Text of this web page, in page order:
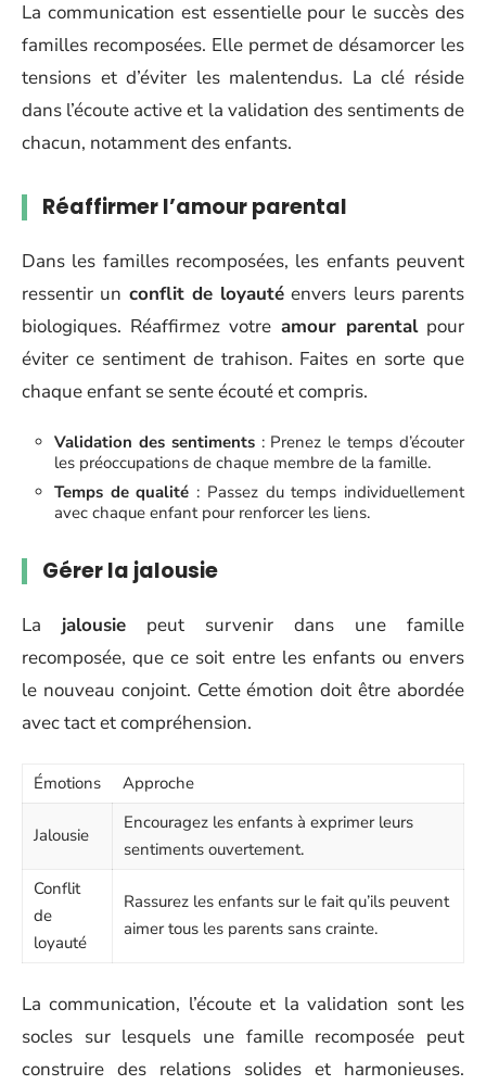
La communication est essentielle pour le succès des
familles recomposées. Elle permet de désamorcer les
tensions et d’éviter les malentendus. La clé réside
dans l’écoute active et la validation des sentiments de
chacun, notamment des enfants.
Réaffirmer l’amour parental
Dans les familles recomposées, les enfants peuvent
ressentir un conflit de loyauté envers leurs parents
biologiques. Réaffirmez votre amour parentalpour
éviter ce sentiment de trahison. Faites en sorte que
chaque enfant se sente écouté et compris.
Validation des sentiments: Prenez le temps d’écouter
les préoccupations de chaque membre de la famille.
Temps de qualité : Passez du temps individuellement
avec chaque enfant pour renforcer les liens.
Gérer la jalousie
La jalousie peut survenir dans une famille
recomposée, que ce soit entre les enfants ou envers
le nouveau conjoint. Cette émotion doit être abordée
avec tact et compréhension.
Émotions Approche
Jalousie
Encouragez les enfants à exprimer leurs
sentiments ouvertement.
Conflit
de
loyauté
Rassurez les enfants sur le fait qu’ils peuvent
aimer tous les parents sans crainte.
La communication, l’écoute et la validation sont les
socles sur lesquels une famille recomposée peut
construire des relations solides et harmonieuses.